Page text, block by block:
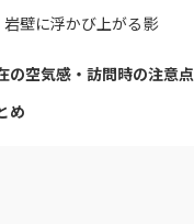
岩壁に浮かび上がる影
の空気感・訪問時の注意点
め